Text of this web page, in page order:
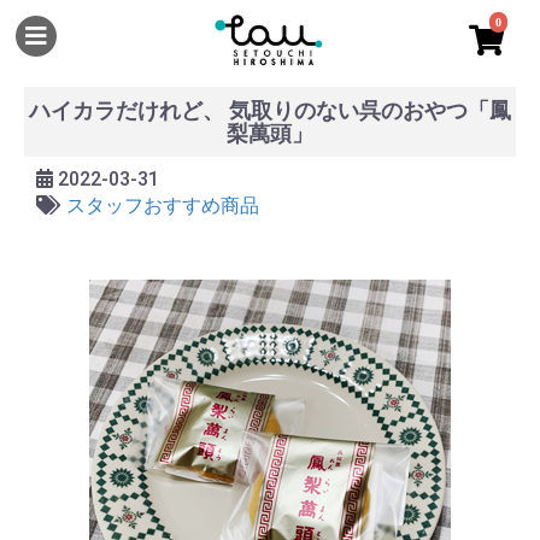
0
ハイカラだけれど、 気取りのない呉のおやつ「鳳
梨萬頭」
2022-03-31
スタッフおすすめ商品